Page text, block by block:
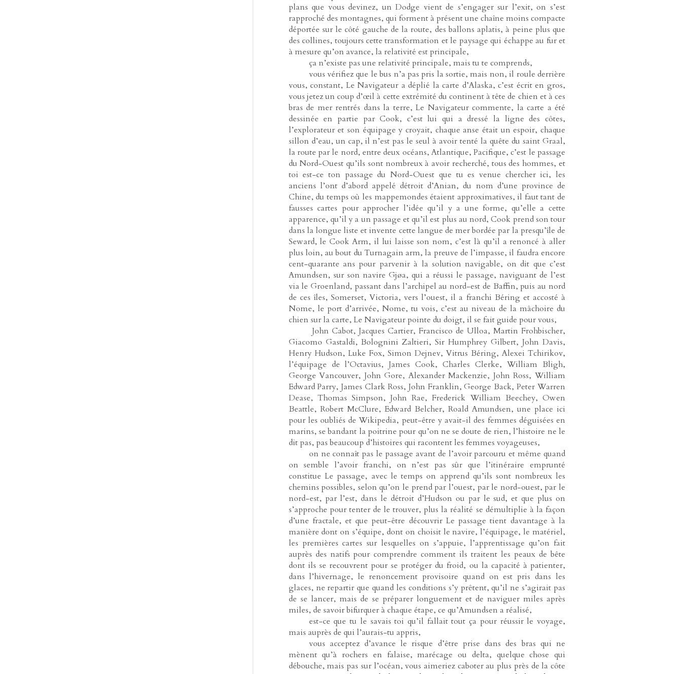
plans que vous devinez, un Dodge vient de s’engager sur l’exit, on s’est
rapproché des montagnes, qui forment à présent une chaîne moins compacte
déportée sur le côté gauche de la route, des ballons aplatis, à peine plus que
des collines, toujours cette transformation et le paysage qui échappe au fur et
à mesure qu’on avance, la relativité est principale,
ça n’existe pas une relativité principale, mais tu te comprends,
vous vérifiez que le bus n’a pas pris la sortie, mais non, il roule derrière
vous, constant, Le Navigateur a déplié la carte d’Alaska, c’est écrit en gros,
vous jetez un coup d’œil à cette extrémité du continent à tête de chien et à ces
bras de mer rentrés dans la terre, Le Navigateur commente, la carte a été
dessinée en partie par Cook, c’est lui qui a dressé la ligne des côtes,
l’explorateur et son équipage y croyait, chaque anse était un espoir, chaque
sillon d’eau, un cap, il n’est pas le seul à avoir tenté la quête du saint Graal,
la route par le nord, entre deux océans, Atlantique, Pacifique, c’est le passage
du Nord-Ouest qu’ils sont nombreux à avoir recherché, tous des hommes, et
toi est-ce ton passage du Nord-Ouest que tu es venue chercher ici, les
anciens l’ont d’abord appelé détroit d’Anian, du nom d’une province de
Chine, du temps où les mappemondes étaient approximatives, il faut tant de
fausses cartes pour approcher l’idée qu’il y a une forme, qu’elle a cette
apparence, qu’il y a un passage et qu’il est plus au nord, Cook prend son tour
dans la longue liste et invente cette langue de mer bordée par la presqu’île de
Seward, le Cook Arm, il lui laisse son nom, c’est là qu’il a renoncé à aller
plus loin, au bout du Turnagain arm, la preuve de l’impasse, il faudra encore
cent-quarante ans pour parvenir à la solution navigable, on dit que c’est
Amundsen, sur son navire Gjøa, qui a réussi le passage, naviguant de l’est
via le Groenland, passant dans l’archipel au nord-est de Baffin, puis au nord
de ces îles, Somerset, Victoria, vers l’ouest, il a franchi Béring et accosté à
Nome, le port d’arrivée, Nome, tu vois, c’est au niveau de la mâchoire du
chien sur la carte, Le Navigateur pointe du doigt, il se fait guide pour vous,
John Cabot, Jacques Cartier, Francisco de Ulloa, Martin Frohbischer,
Giacomo Gastaldi, Bolognini Zaltieri, Sir Humphrey Gilbert, John Davis,
Henry Hudson, Luke Fox, Simon Dejnev, Vitrus Béring, Alexei Tchirikov,
l’équipage de l’Octavius, James Cook, Charles Clerke, William Bligh,
George Vancouver, John Gore, Alexander Mackenzie, John Ross, William
Edward Parry, James Clark Ross, John Franklin, George Back, Peter Warren
Dease, Thomas Simpson, John Rae, Frederick William Beechey, Owen
Beattle, Robert McClure, Edward Belcher, Roald Amundsen, une place ici
pour les oubliés de Wikipedia, peut-être y avait-il des femmes déguisées en
marins, se bandant la poitrine pour qu’on ne se doute de rien, l’histoire ne le
dit pas, pas beaucoup d’histoires qui racontent les femmes voyageuses,
on ne connaît pas le passage avant de l’avoir parcouru et même quand
on semble l’avoir franchi, on n’est pas sûr que l’itinéraire emprunté
constitue Le passage, avec le temps on apprend qu’ils sont nombreux les
chemins possibles, selon qu’on le prend par l’ouest, par le nord-ouest, par le
nord-est, par l’est, dans le détroit d’Hudson ou par le sud, et que plus on
s’approche pour tenter de le trouver, plus la réalité se démultiplie à la façon
d’une fractale, et que peut-être découvrir Le passage tient davantage à la
manière dont on s’équipe, dont on choisit le navire, l’équipage, le matériel,
les premières cartes sur lesquelles on s’appuie, l’apprentissage qu’on fait
auprès des natifs pour comprendre comment ils traitent les peaux de bête
dont ils se recouvrent pour se protéger du froid, ou la capacité à patienter,
dans l’hivernage, le renoncement provisoire quand on est pris dans les
glaces, ne repartir que quand les conditions s’y prêtent, qu’il ne s’agirait pas
de se lancer, mais de se préparer longuement et de naviguer miles après
miles, de savoir bifurquer à chaque étape, ce qu’Amundsen a réalisé,
est-ce que tu le savais toi qu’il fallait tout ça pour réussir le voyage,
mais auprès de qui l’aurais-tu appris,
vous acceptez d’avance le risque d’être prise dans des bras qui ne
mènent qu’à rochers en falaise, marécage ou delta, quelque chose qui
débouche, mais pas sur l’océan, vous aimeriez caboter au plus près de la côte